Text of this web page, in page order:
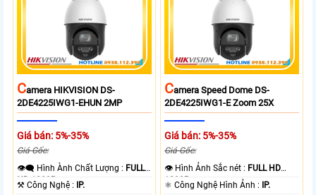
CAmera HIKVISION DS-
2DE4225IWG1-EHUN 2MP
Giá bán: 5%-35%
Giá Gốc:
👁️‍🗨 Hình Ành Chất Lượng : FULL
HD 1080P .
⚒ Công Nghệ :
IP.
CAmera Speed Dome DS-
2DE4225IWG1-E Zoom 25X
Giá bán: 5%-35%
Giá Gốc:
👁 Hình Ảnh Sắc nét : FULL HD
1080P .
⚛️ Công Nghệ Hình Ảnh :
IP.